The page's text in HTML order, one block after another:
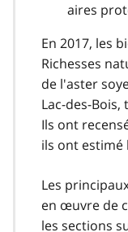
aires
En 2017, les
Richesses
de l'aster
Lac-des-
Ils ont
ils ont estimé
Les
en œuvre de
les sections